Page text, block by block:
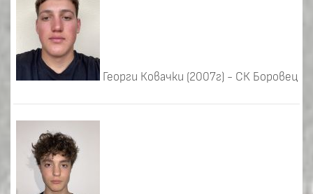
Георги Ковачки (2007г) - СК Боровец